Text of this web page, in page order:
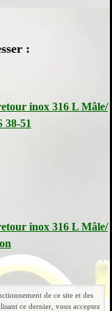
:
inox 316 L Mâle/
38-51
inox 316 L Mâle/
de ce site et des
ce dernier, vous acceptez